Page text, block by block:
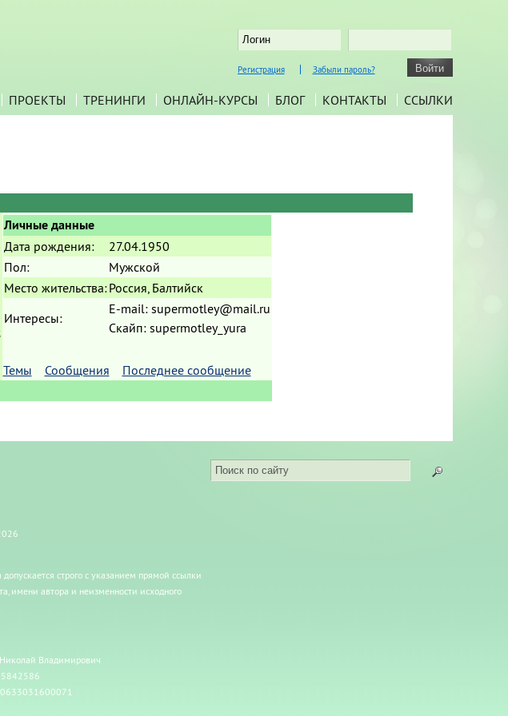
Регистрация Забыли пароль?
ПРОЕКТЫ ТРЕНИНГИ ОНЛАЙН-КУРСЫ БЛОГ КОНТАКТЫ ССЫЛКИ
Личные данные
Дата рождения:
27.04.1950
Пол:
Мужской
Место жительства:Россия, Балтийск
Интересы:
E-mail: supermotley@mail.ru
Скайп: supermotley_yura
Темы Сообщения Последнее сообщение
строго с указанием прямой ссылки
имени автора и неизменности исходного
Владимирович